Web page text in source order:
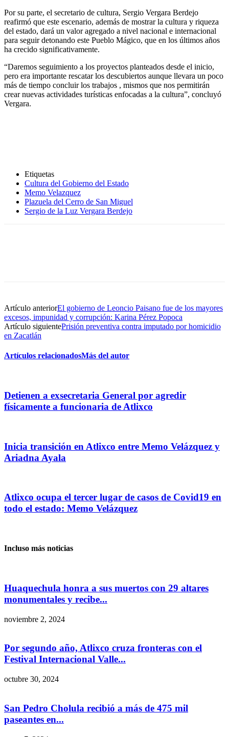
Por su parte, el secretario de cultura, Sergio Vergara Berdejo
reafirmó que este escenario, además de mostrar la cultura y riqueza
del estado, dará un valor agregado a nivel nacional e internacional
para seguir detonando este Pueblo Mágico, que en los últimos años
ha crecido significativamente.
“Daremos seguimiento a los proyectos planteados desde el inicio,
pero era importante rescatar los descubiertos aunque llevara un poco
más de tiempo concluir los trabajos , mismos que nos permitirán
crear nuevas actividades turísticas enfocadas a la cultura”, concluyó
Vergara.
Etiquetas
Cultura del Gobierno del Estado
Memo Velazquez
Plazuela del Cerro de San Miguel
Sergio de la Luz Vergara Berdejo
Artículo anteriorEl gobierno de Leoncio Paisano fue de los mayores
excesos, impunidad y corrupción: Karina Pérez Popoca
Artículo siguientePrisión preventiva contra imputado por homicidio
en Zacatlán
Artículos relacionadosMás del autor
Detienen a exsecretaria General por agredir
físicamente a funcionaria de Atlixco
Inicia transición en Atlixco entre Memo Velázquez y
Ariadna Ayala
Atlixco ocupa el tercer lugar de casos de Covid19 en
todo el estado: Memo Velázquez
Incluso más noticias
Huaquechula honra a sus muertos con 29 altares
monumentales y recibe...
noviembre 2, 2024
Por segundo año, Atlixco cruza fronteras con el
Festival Internacional Valle...
octubre 30, 2024
San Pedro Cholula recibió a más de 475 mil
paseantes en...